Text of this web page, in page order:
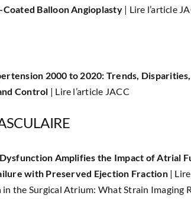
Balloon Angioplasty| Lire l’article
2000 to 2020: Trends,
Control | Lire l’article JACC
Amplifies the Impact of Atrial
with Preserved Ejection Fraction|
the Surgical Atrium: What Strain Imaging